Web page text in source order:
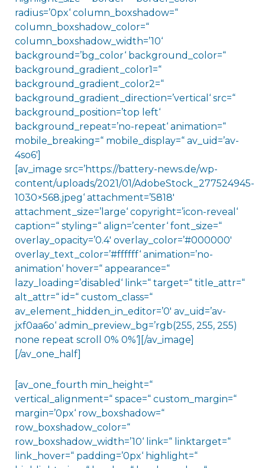
radius=’0px‘ column_boxshadow=“
column_boxshadow_color=“
column_boxshadow_width=’10‘
background=’bg_color‘ background_color=“
background_gradient_color1=“
background_gradient_color2=“
background_gradient_direction=’vertical‘ src=“
background_position=’top left‘
background_repeat=’no-repeat‘ animation=“
mobile_breaking=“ mobile_display=“ av_uid=’av-
4so6′]
[av_image src=’https://battery-news.de/wp-
content/uploads/2021/01/AdobeStock_277524945-
1030×568.jpeg‘ attachment=’5818′
attachment_size=’large‘ copyright=’icon-reveal‘
caption=“ styling=“ align=’center‘ font_size=“
overlay_opacity=’0.4′ overlay_color=’#000000′
overlay_text_color=’#ffffff‘ animation=’no-
animation‘ hover=“ appearance=“
lazy_loading=’disabled‘ link=“ target=“ title_attr=“
alt_attr=“ id=“ custom_class=“
av_element_hidden_in_editor=’0′ av_uid=’av-
jxf0aa6o‘ admin_preview_bg=’rgb(255, 255, 255)
none repeat scroll 0% 0%‘][/av_image]
[/av_one_half]
[av_one_fourth min_height=“
vertical_alignment=“ space=“ custom_margin=“
margin=’0px‘ row_boxshadow=“
row_boxshadow_color=“
row_boxshadow_width=’10‘ link=“ linktarget=“
link_hover=“ padding=’0px‘ highlight=“